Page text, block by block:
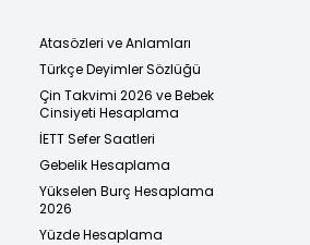
Atasözleri ve Anlamları
Türkçe Deyimler Sözlüğü
Çin Takvimi 2026 ve Bebek
Cinsiyeti Hesaplama
İETT Sefer Saatleri
Gebelik Hesaplama
Yükselen Burç Hesaplama
2026
Yüzde Hesaplama